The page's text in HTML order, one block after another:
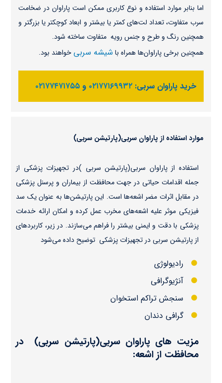
اما بنابر موارد استفاده و نوع کاربری ممکن است پاراوان در ضخامت
سرب متفاوت، تعداد لت‌های کمتر یا بیشتر و ابعاد کوچکتر یا بزرگتر و
همچنین رنگ و طرح و جنس رویه متفاوت ساخته شود.
همچنین برخی پاراوان‌ها همراه با شیشه سربی خواهند بود.
خرید پاراوان سربی:۰۲۱۷۷۱۶۹۹۳۲ و۰۲۱۷۷۴۷۱۷۵۵
موارد استفاده از پاراوان سربی(پارتیشن‌ سربی)
استفاده از پاراوان سربی(پارتیشن‌ سربی )در تجهیزات پزشکی از
جمله اقدامات حیاتی در جهت محافظت از بیماران و پرسنل پزشکی
در مقابل اثرات مضر اشعه‌ها است. این پارتیشن‌ها به عنوان یک سد
فیزیکی موثر علیه اشعه‌های مخرب عمل کرده و امکان ارائه خدمات
پزشکی با دقت و ایمنی بیشتر را فراهم می‌سازند. در زیر، کاربردهای
از پارتیشن‌ سربی در تجهیزات پزشکی توضیح داده می‌شود
رادیولوژی
آنژیوگرافی
سنجش تراکم استخوان
گرافی دندان
مزیت های پاراوان سربی(پارتیشن‌ سربی) در
محافظت از اشعه: